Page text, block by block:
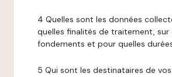
4 Quelles sont les données
quelles finalités de traitement, sur
fondements et pour quelles
5 Qui sont les destinataires de